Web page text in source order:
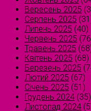
Вересень 2025
Серпень 2025
Липень 2025 (40)
Червень 2025
Травень 2025
Квітень 2025 (68)
Березень 2025
Лютий 2025 (67)
Січень 2025 (51)
Грудень 2024 (35)
Листопад 2024